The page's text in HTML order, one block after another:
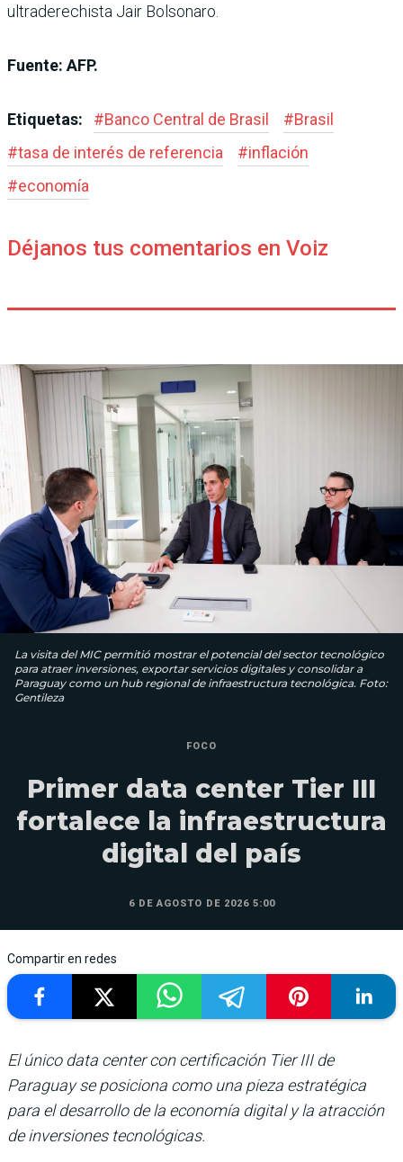
ultraderechista Jair Bolsonaro.
Fuente: AFP.
Etiquetas: #Banco Central de Brasil #Brasil
#tasa de interés de referencia #inflación
#economía
Déjanos tus comentarios en Voiz
La visita del MIC permitió mostrar el potencial del sector tecnológico
para atraer inversiones, exportar servicios digitales y consolidar a
Paraguay como un hub regional de infraestructura tecnológica. Foto:
Gentileza
FOCO
Primer data center Tier III
fortalece la infraestructura
digital del país
6 DE AGOSTO DE 2026 5:00
Compartir en redes
El único data center con certificación Tier III de
Paraguay se posiciona como una pieza estratégica
para el desarrollo de la economía digital y la atracción
de inversiones tecnológicas.